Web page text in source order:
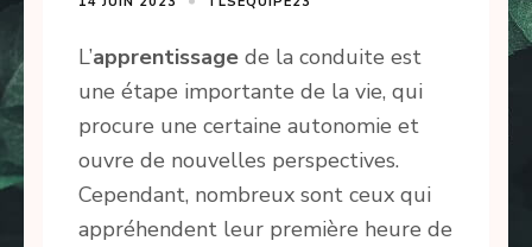
L’apprentissage de la conduite est
une étape importante de la vie, qui
procure une certaine autonomie et
ouvre de nouvelles perspectives.
Cependant, nombreux sont ceux qui
appréhendent leur première heure de